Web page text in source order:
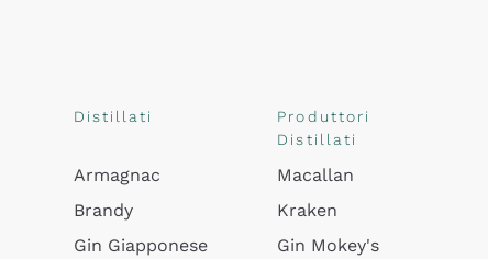
Distillati
Armagnac
Brandy
Gin Giapponese
Produttori
Distillati
Macallan
Kraken
Gin Mokey's